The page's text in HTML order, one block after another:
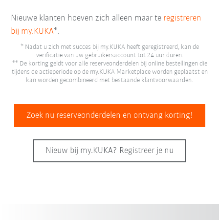
Nieuwe klanten hoeven zich alleen maar te registreren
bij my.KUKA*.
* Nadat u zich met succes bij my.KUKA heeft geregistreerd, kan de
verificatie van uw gebruikersaccount tot 24 uur duren.
** De korting geldt voor alle reserveonderdelen bij online bestellingen die
tijdens de actieperiode op de my.KUKA Marketplace worden geplaatst en
kan worden gecombineerd met bestaande klantvoorwaarden.
Zoek nu reserveonderdelen en ontvang korting!
Nieuw bij my.KUKA? Registreer je nu